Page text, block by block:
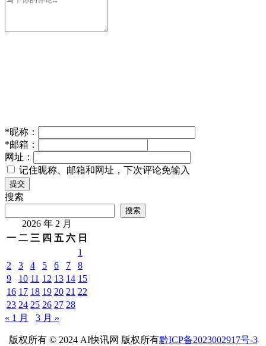
*昵称：
*邮箱：
网址：
记住昵称、邮箱和网址，下次评论免输入
提交
搜索
搜索
2026 年 2 月
一 二 三 四 五 六 日
1
2
3 4 5 6 7
8
9
10 11 12 13 14 15
16 17 18 19 20 21 22
23 24 25 26 27 28
« 1 月
3 月 »
版权所有 © 2024 AI快讯网 版权所有黔ICP备2023002917号-3